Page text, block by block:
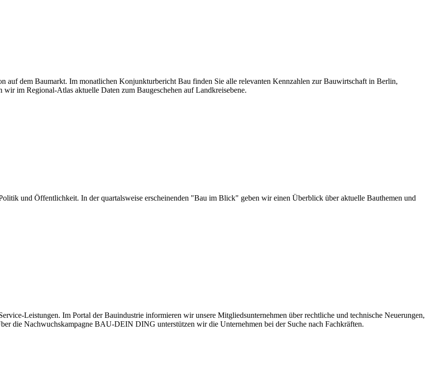
auf dem Baumarkt. Im monatlichen Konjunkturbericht Bau finden Sie alle relevanten Kennzahlen zur Bauwirtschaft in Berlin,
im Regional-Atlas aktuelle Daten zum Baugeschehen auf Landkreisebene.
und Öffentlichkeit. In der quartalsweise erscheinenden "Bau im Blick" geben wir einen Überblick über aktuelle Bauthemen und
Leistungen. Im Portal der Bauindustrie informieren wir unsere Mitgliedsunternehmen über rechtliche und technische Neuerungen,
die Nachwuchskampagne BAU-DEIN DING unterstützen wir die Unternehmen bei der Suche nach Fachkräften.